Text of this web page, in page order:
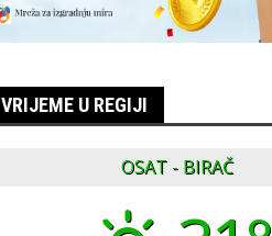
VRIJEME U REGIJI
OSAT - BIRAČ